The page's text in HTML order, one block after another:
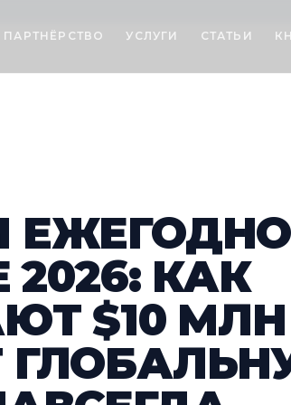
ПАРТНЁРСТВО УСЛУГИ СТАТЬИ
2026: КАК
$10